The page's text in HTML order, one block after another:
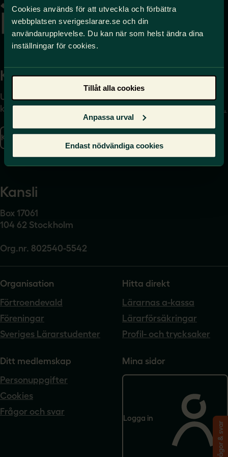
Cookies används för att utveckla och förbättra
webbplatsen sverigeslarare.se och din
användarupplevelse. Du kan när som helst ändra dina
inställningar för cookies.
Tillåt alla cookies
Anpassa urval
Endast nödvändiga cookies
Kontakta
Uppgifter om hur du
kontaktar oss finns här.
Kontakta oss
Press
Journalist – du når oss
på press@sverigeslarare.
se
Presskontakt
Kansli
Box 17061
104 62 Stockholm
Org.nr. 802540-5542
Organisation
Förtroendevald
Föreningar
Sveriges Lärarstudenter
Hitta direkt
Lärarnas a-kassa
Lärarförsäkringar
Profil- och trycksaker
Ditt medlemskap
Personuppgifter
Cookies
Frågor och svar
Mina sidor
Logga in
Frågor & svar